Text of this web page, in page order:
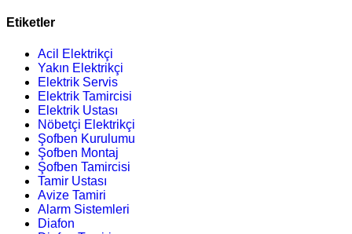
Etiketler
Acil Elektrikçi
Yakın Elektrikçi
Elektrik Servis
Elektrik Tamircisi
Elektrik Ustası
Nöbetçi Elektrikçi
Şofben Kurulumu
Şofben Montaj
Şofben Tamircisi
Tamir Ustası
Avize Tamiri
Alarm Sistemleri
Diafon